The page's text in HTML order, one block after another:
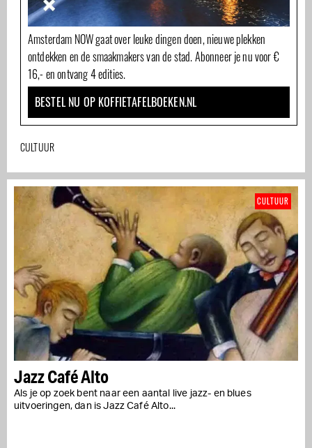
Amsterdam NOW gaat over leuke dingen doen, nieuwe plekken
ontdekken en de smaakmakers van de stad. Abonneer je nu voor €
16,- en ontvang 4 edities.
BESTEL NU OP KOFFIETAFELBOEKEN.NL
CULTUUR
Jazz Café Alto
Als je op zoek bent naar een aantal live jazz- en blues
uitvoeringen, dan is Jazz Café Alto...
CULTUUR